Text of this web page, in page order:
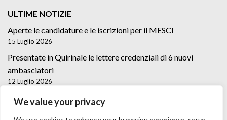
We value your privacy
ULTIME NOTIZIE
Aperte le candidature e le iscrizioni per il MESCI
15 Luglio 2026
Presentate in Quirinale le lettere credenziali di 6 nuovi
ambasciatori
12 Luglio 2026
Lettere credenziali di 5 nuovi Ambasciatori